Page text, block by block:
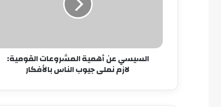
الناس
بالأفكارالسيسي عن أهمية المشروعات القومية:
لازم نملى جيوب الناس بالأفكار